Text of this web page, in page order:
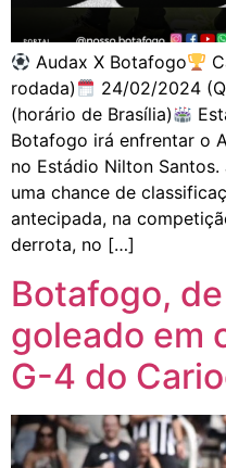
Audax X Botafogo
rodada)
24/02/2024
(horário de Brasília)
Botafogo irá enfrentar o
no Estádio Nilton
uma chance de
antecipada, na
derrota, no […]
Botafogo,
goleado em
G-4 do